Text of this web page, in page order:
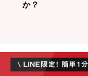
か？